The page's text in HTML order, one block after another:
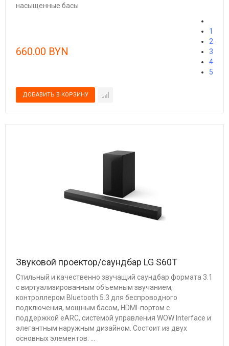
насыщенные басы
660.00 BYN
1
2
3
4
5
Звуковой проектор/саундбар LG S60T
Cтильный и качественно звучащий саундбар формата 3.1
с виртуализированным объемным звучанием,
контроллером Bluetooth 5.3 для беспроводного
подключения, мощным басом, HDMI-портом с
поддержкой eARC, системой управления WOW Interface и
элегантным наружным дизайном. Состоит из двух
основных элементов: ...